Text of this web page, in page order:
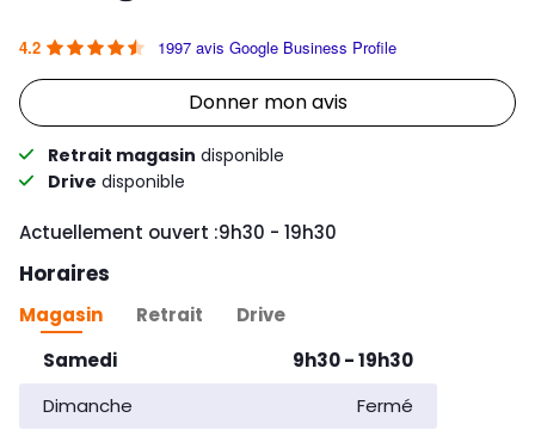
Note du magasin :
4.2/5 1997 avis Google Business Profile
Link Opens in New Tab
Donner mon avis
Retrait magasin disponible
Drive disponible
Actuellement ouvert :Day of the Week
9h30 - 19h30
Horaires
Magasin Retrait
Drive
Day of the Week
Horaires d'ouverture
Samedi 9h30-19h30
Dimanche
Fermé